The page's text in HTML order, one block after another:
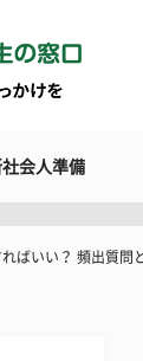
社会人準備
ばいい？ 頻出質問